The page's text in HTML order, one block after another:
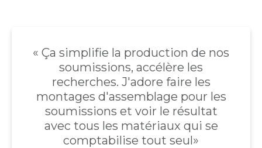
« Ça simplifie la production de nos
soumissions, accélère les
recherches. J'adore faire les
montages d'assemblage pour les
soumissions et voir le résultat
avec tous les matériaux qui se
comptabilise tout seul»